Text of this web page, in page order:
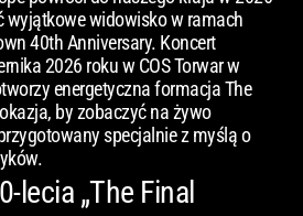
wyjątkowe widowisko w ramach
40th Anniversary. Koncert
2026 roku w COS Torwar w
energetyczna formacja The
by zobaczyć na żywo
specjalnie z myślą o
lecia „The Final